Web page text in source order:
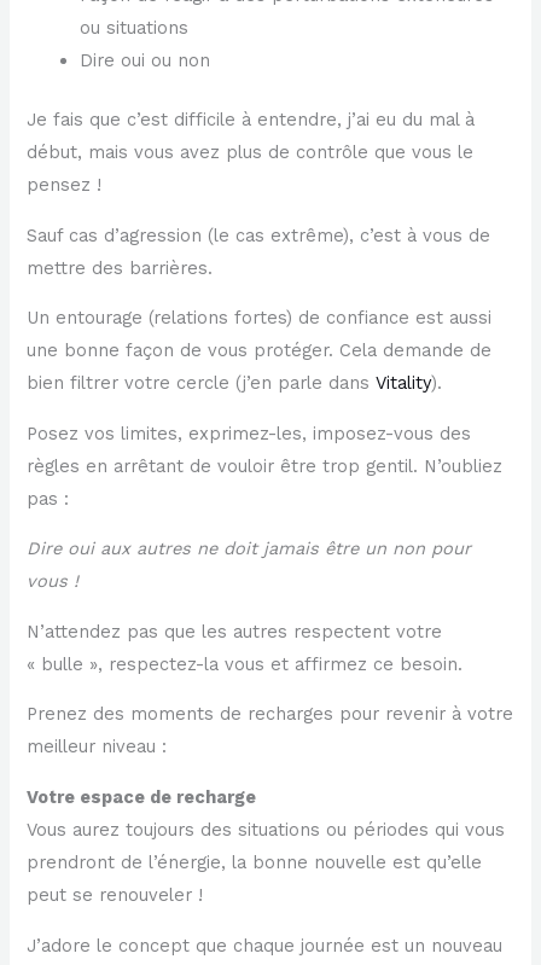
ou situations
Dire oui ou non
Je fais que c’est difficile à entendre, j’ai eu du mal à
début, mais vous avez plus de contrôle que vous le
pensez !
Sauf cas d’agression (le cas extrême), c’est à vous de
mettre des barrières.
Un entourage (relations fortes) de confiance est aussi
une bonne façon de vous protéger. Cela demande de
bien filtrer votre cercle (j’en parle dans​Vitality​).
Posez vos limites, exprimez-les, imposez-vous des
règles en arrêtant de vouloir être trop gentil. N’oubliez
pas :
Dire oui aux autres ne doit jamais être un non pour
vous !
N’attendez pas que les autres respectent votre
« bulle », respectez-la vous et affirmez ce besoin.
Prenez des moments de recharges pour revenir à votre
meilleur niveau :
Votre espace de recharge
Vous aurez toujours des situations ou périodes qui vous
prendront de l’énergie, la bonne nouvelle est qu’elle
peut se renouveler !
J’adore le concept que chaque journée est un nouveau